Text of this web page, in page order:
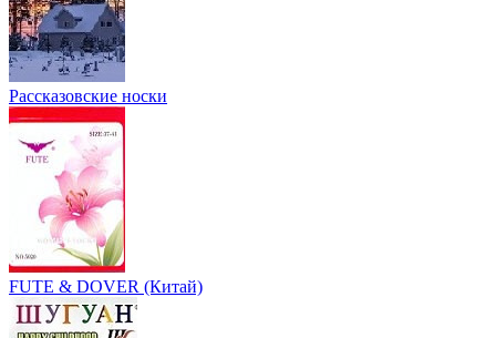
Рассказовские носки
FUTE & DOVER (Китай)